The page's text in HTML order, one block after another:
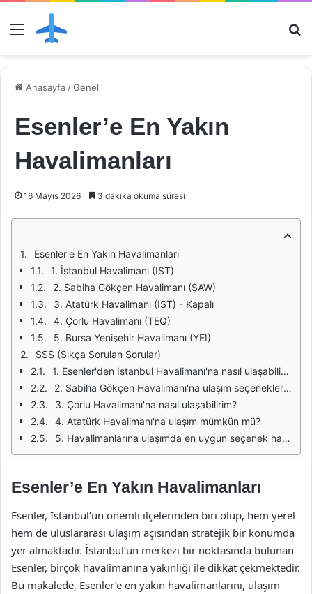
Menü
Anasayfa /Genel
Esenler’e En Yakın
Havalimanları
16 Mayıs 2026 3 dakika okuma süresi
Esenler'e En Yakın Havalimanları
1. İstanbul Havalimanı (IST)
2. Sabiha Gökçen Havalimanı (SAW)
3. Atatürk Havalimanı (IST) - Kapalı
4. Çorlu Havalimanı (TEQ)
5. Bursa Yenişehir Havalimanı (YEI)
SSS (Sıkça Sorulan Sorular)
1. Esenler'den İstanbul Havalimanı'na nasıl ulaşabilirim?
2. Sabiha Gökçen Havalimanı'na ulaşım seçenekleri nelerdir?
3. Çorlu Havalimanı'na nasıl ulaşabilirim?
4. Atatürk Havalimanı'na ulaşım mümkün mü?
5. Havalimanlarına ulaşımda en uygun seçenek hangisidir?
Esenler’e En Yakın Havalimanları
Esenler, İstanbul’un önemli ilçelerinden biri olup, hem yerel
hem de uluslararası ulaşım açısından stratejik bir konumda
yer almaktadır. İstanbul’un merkezi bir noktasında bulunan
Esenler, birçok havalimanına yakınlığı ile dikkat çekmektedir.
Bu makalede, Esenler’e en yakın havalimanlarını, ulaşım